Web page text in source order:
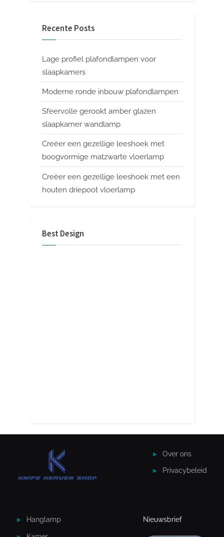
Recente Posts
Lage profiel plafondlampen voor
slaapkamers
Moderne ronde inbouw plafondlampen
Sfeervolle gerookt amber glazen
slaapkamer wandlamp
Creëer een gezellige leeshoek met
boogvormige matzwarte vloerlamp
Creëer een gezellige leeshoek met een
houten driepoot vloerlamp
Best Design
Over ons
Privacybeleid
Hanglamp Nieuwsbrief